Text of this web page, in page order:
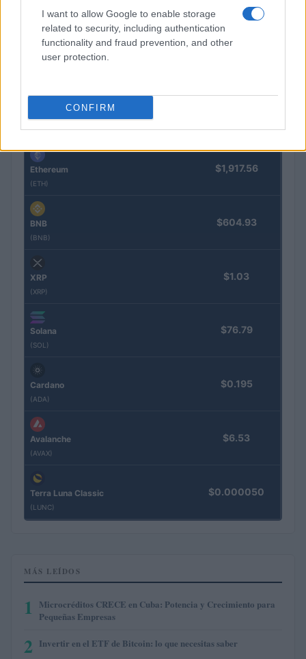
I want to allow Google to enable storage
related to security, including authentication
functionality and fraud prevention, and other
user protection.
CONFIRM
COTIZACIONES CRYPTO
(BTC)
Ethereum
(ETH)
$1,917.56
BNB
(BNB)
$604.93
XRP
(XRP)
$1.03
Solana
(SOL)
$76.79
Cardano
(ADA)
$0.195
Avalanche
(AVAX)
$6.53
Terra Luna Classic
(LUNC)
$0.000050
MÁS LEÍDOS
1
Microcréditos CRECE en Cuba: Potencia y Crecimiento para
Pequeñas Empresas
2 Invertir en el ETF de Bitcoin: lo que necesitas saber